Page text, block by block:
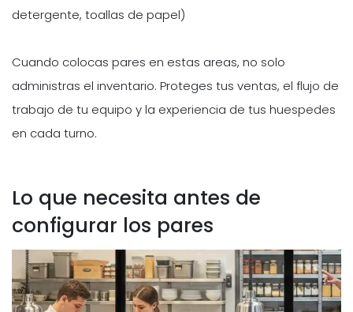
detergente, toallas de papel)
Cuando colocas pares en estas areas, no solo
administras el inventario. Proteges tus ventas, el flujo de
trabajo de tu equipo y la experiencia de tus huespedes
en cada turno.
Lo que necesita antes de
configurar los pares